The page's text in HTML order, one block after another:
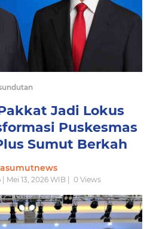
Jadi Lokus
Puskesmas
Sumut Berkah
Mei 13, 2026 WIB | 0Views